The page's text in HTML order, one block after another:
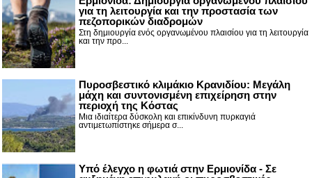
για τη λειτουργία και την προστασία των
πεζοπορικών διαδρομών
Στη δημιουργία ενός οργανωμένου πλαισίου για τη λειτουργία
και την προ...
Πυροσβεστικό κλιμάκιο Κρανιδίου: Μεγάλη
μάχη και συντονισμένη επιχείρηση στην
περιοχή της Κόστας
Μια ιδιαίτερα δύσκολη και επικίνδυνη πυρκαγιά
αντιμετωπίστηκε σήμερα σ...
Υπό έλεγχο η φωτιά στην Ερμιονίδα - Σε